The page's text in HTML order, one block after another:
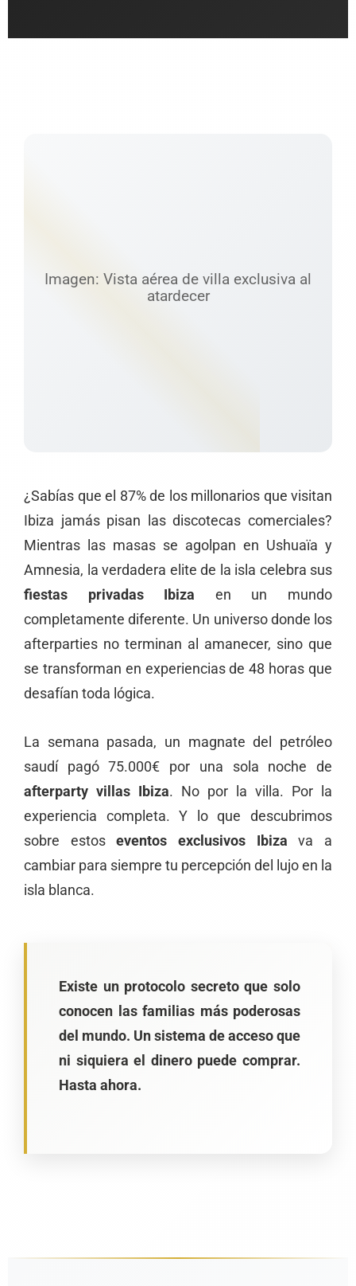
Imagen: Vista aérea de villa exclusiva al
atardecer
¿Sabías que el 87% de los millonarios que visitan
Ibiza jamás pisan las discotecas comerciales?
Mientras las masas se agolpan en Ushuaïa y
Amnesia, la verdadera elite de la isla celebra sus
fiestas privadas Ibiza en un mundo
completamente diferente. Un universo donde los
afterparties no terminan al amanecer, sino que
se transforman en experiencias de 48 horas que
desafían toda lógica.
La semana pasada, un magnate del petróleo
saudí pagó 75.000€ por una sola noche de
afterparty villas Ibiza. No por la villa. Por la
experiencia completa. Y lo que descubrimos
sobre estoseventos exclusivos Ibiza va a
cambiar para siempre tu percepción del lujo en la
isla blanca.
Existe un protocolo secreto que solo
conocen las familias más poderosas
del mundo. Un sistema de acceso que
ni siquiera el dinero puede comprar.
Hasta ahora.